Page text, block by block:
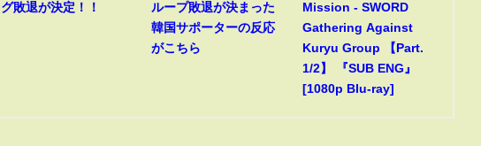
グ敗退が決定！！
ループ敗退が決まった
韓国サポーターの反応
がこちら
Mission - SWORD
Gathering Against
Kuryu Group 【Part.
1/2】 『SUB ENG』
[1080p Blu-ray]